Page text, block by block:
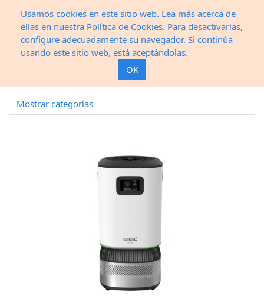
Usamos cookies en este sitio web. Lea más acerca de
ellas en nuestra Política de Cookies. Para desactivarlas,
configure adecuadamente su navegador. Si continúa
usando este sitio web, está aceptándolas.
OK
Mostrar categorías